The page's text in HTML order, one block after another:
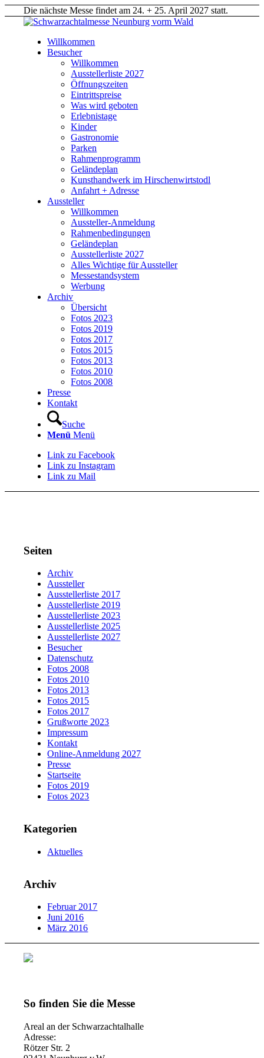
Die nächste Messe findet am 24. + 25. April 2027 statt.
Willkommen
Besucher
Willkommen
Ausstellerliste 2027
Öffnungszeiten
Eintrittspreise
Was wird geboten
Erlebnistage
Kinder
Gastronomie
Parken
Rahmenprogramm
Geländeplan
Kunsthandwerk im Hirschenwirtstodl
Anfahrt + Adresse
Aussteller
Willkommen
Aussteller-Anmeldung
Rahmenbedingungen
Geländeplan
Ausstellerliste 2027
Alles Wichtige für Aussteller
Messestandsystem
Werbung
Archiv
Übersicht
Fotos 2023
Fotos 2019
Fotos 2017
Fotos 2015
Fotos 2013
Fotos 2010
Fotos 2008
Presse
Kontakt
Suche
Menü Menü
Link zu Facebook
Link zu Instagram
Link zu Mail
Seiten
Archiv
Aussteller
Ausstellerliste 2017
Ausstellerliste 2019
Ausstellerliste 2023
Ausstellerliste 2025
Ausstellerliste 2027
Besucher
Datenschutz
Fotos 2008
Fotos 2010
Fotos 2013
Fotos 2015
Fotos 2017
Grußworte 2023
Impressum
Kontakt
Online-Anmeldung 2027
Presse
Startseite
Fotos 2019
Fotos 2023
Kategorien
Aktuelles
Archiv
Februar 2017
Juni 2016
März 2016
So finden Sie die Messe
Areal an der Schwarzachtalhalle
Adresse:
Rötzer Str. 2